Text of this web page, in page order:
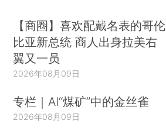
【商圈】喜欢配戴名表的哥伦
比亚新总统 商人出身拉美右
翼又一员
2026年08月09日
专栏｜AI“煤矿”中的金丝雀
2026年08月09日